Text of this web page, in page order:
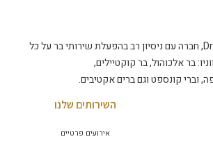
חברת Dream Team, חברה עם ניסיון רב בהפעלת שירותי בר על כל
בר אלכוהול, בר קוקטיילים,
וברי קונספט וגם ברים אקטיבים.
השירותים שלנו
אירועים פרטיים